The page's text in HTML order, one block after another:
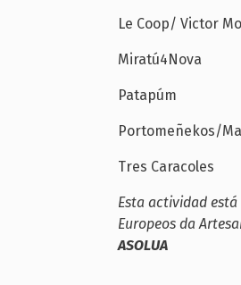
Le Coop/ Victor
Miratú4Nova
Patapúm
Portomeñekos/
Tres Caracoles
Esta actividad
Europeos da
ASOLUA